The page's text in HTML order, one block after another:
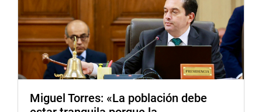
Miguel Torres: «La población debe